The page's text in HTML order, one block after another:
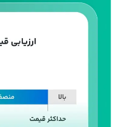
بازار مسکن تحولات بسیاری
از اولین دوره های رکود